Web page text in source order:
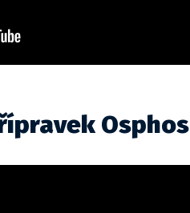
Osphos